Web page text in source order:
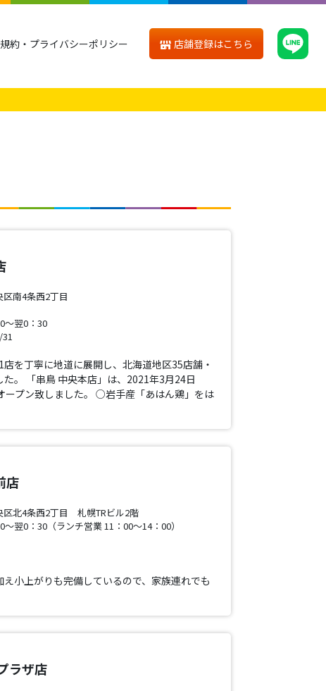
約・プライバシーポリシー 店舗登録はこちら
南4条西2丁目
～翌0：30
を丁寧に地道に展開し、北海道地区35店舗・
。 「串鳥 中央本店」は、2021年3月24日
ープン致しました。 ○岩手産「あはん鶏」をは
店
区北4条西2丁目 札幌TRビル2階
翌0：30（ランチ営業 11：00～14：00）
小上がりも完備しているので、家族連れでも
ラザ店